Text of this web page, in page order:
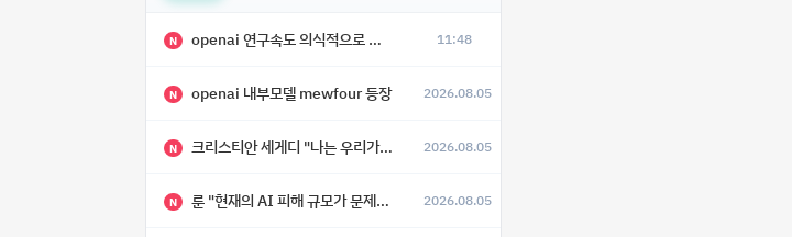
N openai 연구속도 의식적으로 늦추고 있다 11:48
N openai 내부모델 mewfour 등장 2026.08.05
N 크리스티안 세게디 "나는 우리가 "Fuck!!" 단계를 피할 수 있기를 바랄 뿐" 2026.08.05
N 룬 "현재의 AI 피해 규모가 문제가 아니라, 자기복제·탈출·확산이 가능한 지능형 시스템의 피해에는 이론적으로 상한이 없다는 것이 문제" 2026.08.05